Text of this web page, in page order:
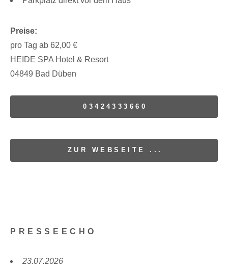
Preise:
pro Tag ab 62,00 €
HEIDE SPA Hotel & Resort
04849 Bad Düben
03424333660
ZUR WEBSEITE ...
PRESSEECHO
23.07.2026